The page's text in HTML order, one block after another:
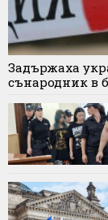
Задържаха
сънародник в